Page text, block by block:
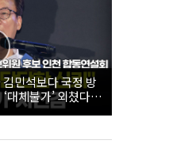
민석보다 국정 방
체불가’ 외쳤다 |
표·최고위원 후